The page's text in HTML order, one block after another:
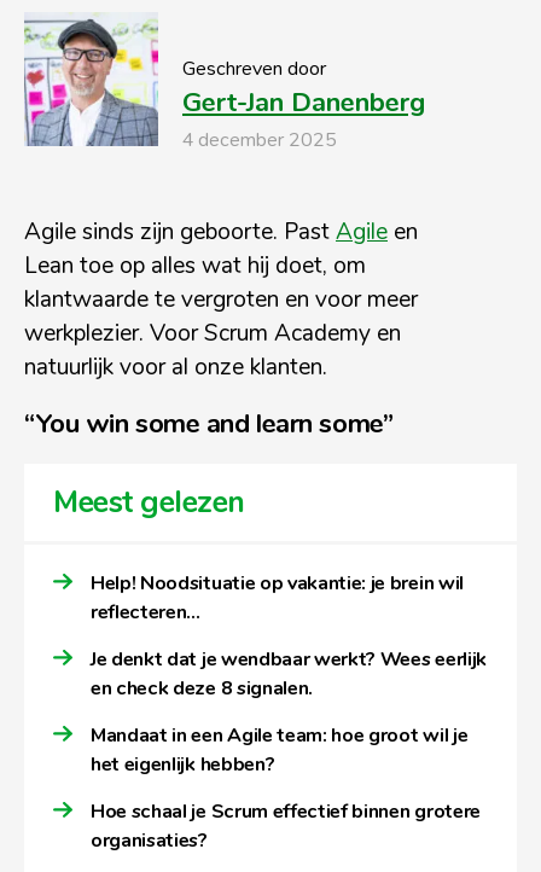
Geschreven door
Gert-Jan Danenberg
4 december 2025
Agile sinds zijn geboorte. PastAgile en
Lean toe op alles wat hij doet, om
klantwaarde te vergroten en voor meer
werkplezier. Voor Scrum Academy en
natuurlijk voor al onze klanten.
“You win some and learn some”
Meest gelezen
Help! Noodsituatie op vakantie: je brein wil
reflecteren…
Je denkt dat je wendbaar werkt? Wees eerlijk
en check deze 8 signalen.
Mandaat in een Agile team: hoe groot wil je
het eigenlijk hebben?
Hoe schaal je Scrum effectief binnen grotere
organisaties?